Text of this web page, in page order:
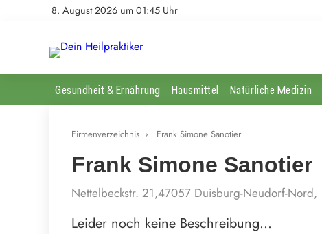
8. August 2026 um 01:45 Uhr
Gesundheit & Ernährung Hausmittel Natürliche Medizin
Firmenverzeichnis › Frank Simone Sanotier
Frank Simone Sanotier
Nettelbeckstr. 21,47057 Duisburg-Neudorf-Nord,
Leider noch keine Beschreibung…